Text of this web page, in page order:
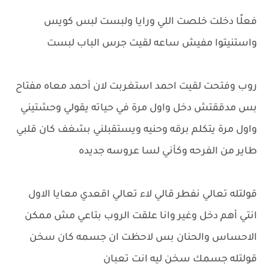
فعلًا دخلت خلصت اللي ورايا ولبست لبس كويس
واستنيتوا مفيش ساعه لقيت جرس الباب لبست
روب وفتحت لقيت احمد استغربت لان أحمد معاه مفتاح
بس مدققتش دخل واول مرة في حياته يقولي وحشتيني
واول مرة يتكلم برقه وحنيه ويستقبلني بشغف كان قلبي
طاير من الفرحه وكأني لسا عروسه جديده
قولتله تعالي نفطر قالي لاء تعالي اقعدي معايا الاول
انتي أهم دخل وغير وانا علقت الروب بتاعي مش ممكن
الاحساس والحنان بس لاحظت ان جسمه كان سخن
قولتله جسمك سخن ليه انت تعبان